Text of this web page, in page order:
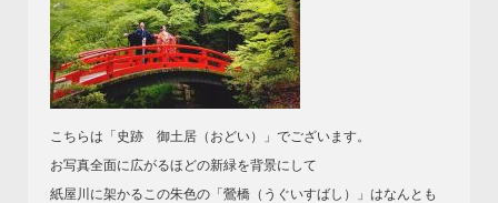
こちらは「史跡 御土居（おどい）」でございます。
お写真全面に広がるほどの新緑を背景にして
紙屋川に架かるこの朱色の「鶯橋（うぐいすばし）」はなんとも